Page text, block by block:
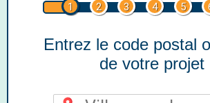
1 2 3 4 5
Entrez le code postal
de votre projet